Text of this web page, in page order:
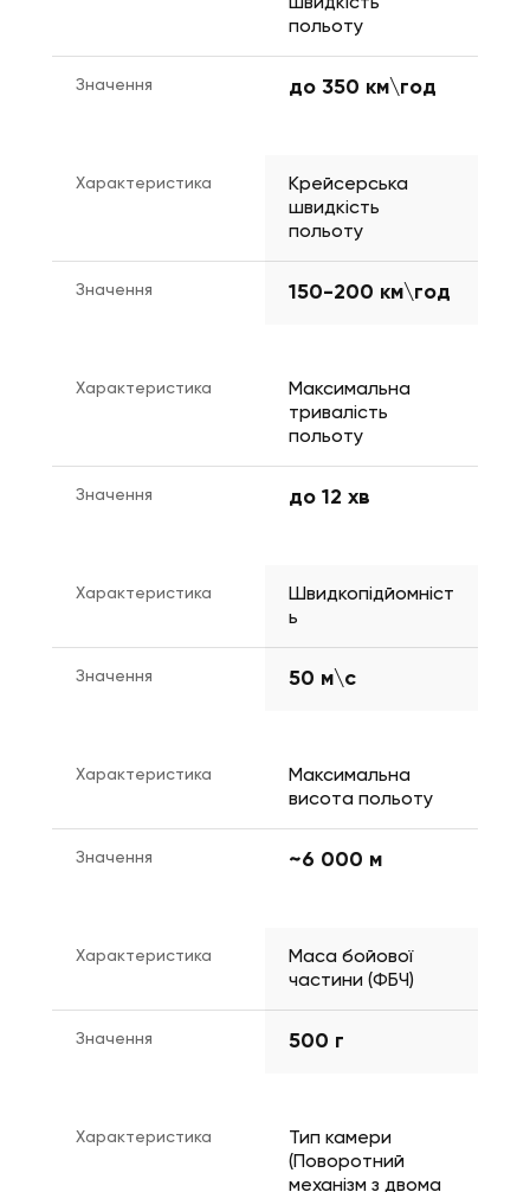
швидкість
польоту
Значення до 350 км\год
Характеристика
Крейсерська
швидкість
польоту
Значення 150-200 км\год
Характеристика
Максимальна
тривалість
польоту
Значення до 12 хв
Характеристика
Швидкопідйомніст
ь
Значення 50 м\с
Характеристика
Максимальна
висота польоту
Значення ~6 000 м
Характеристика
Маса бойової
частини (ФБЧ)
Значення 500 г
Характеристика
Тип камери
(Поворотний
механізм з двома